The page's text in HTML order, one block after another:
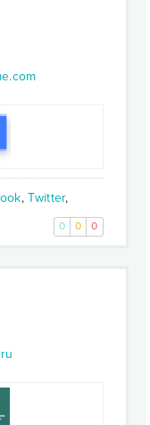
,Twitter,
0 0 0